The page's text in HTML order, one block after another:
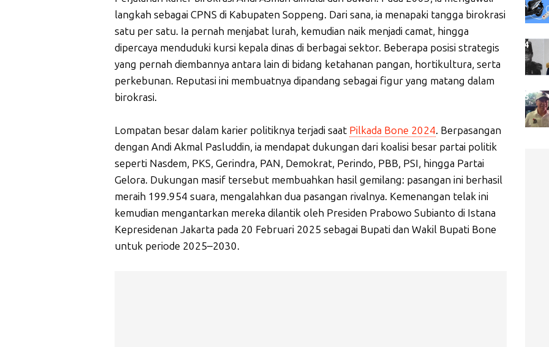
langkah sebagai CPNS di Kabupaten Soppeng. Dari sana, ia menapaki tangga birokrasi
satu per satu. Ia pernah menjabat lurah, kemudian naik menjadi camat, hingga
dipercaya menduduki kursi kepala dinas di berbagai sektor. Beberapa posisi strategis
yang pernah diembannya antara lain di bidang ketahanan pangan, hortikultura, serta
perkebunan. Reputasi ini membuatnya dipandang sebagai figur yang matang dalam
birokrasi.
Lompatan besar dalam karier politiknya terjadi saat Pilkada Bone 2024. Berpasangan
dengan Andi Akmal Pasluddin, ia mendapat dukungan dari koalisi besar partai politik
seperti Nasdem, PKS, Gerindra, PAN, Demokrat, Perindo, PBB, PSI, hingga Partai
Gelora. Dukungan masif tersebut membuahkan hasil gemilang: pasangan ini berhasil
meraih 199.954 suara, mengalahkan dua pasangan rivalnya. Kemenangan telak ini
kemudian mengantarkan mereka dilantik oleh Presiden Prabowo Subianto di Istana
Kepresidenan Jakarta pada 20 Februari 2025 sebagai Bupati dan Wakil Bupati Bone
untuk periode 2025–2030.